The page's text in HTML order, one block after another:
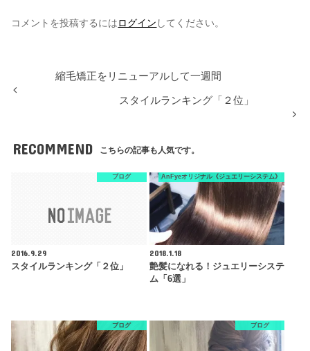
コメントを投稿するにはログイン してください。
縮毛矯正をリニューアルして一週間
スタイルランキング「２位」
RECOMMEND こちらの記事も人気です。
ブログ
2016.9.29
スタイルランキング「２位」
AnFyeオリジナル《ジュエリーシステム》
2018.1.18
艶髪になれる！ジュエリーシステ
ム「6選」
ブログ ブログ